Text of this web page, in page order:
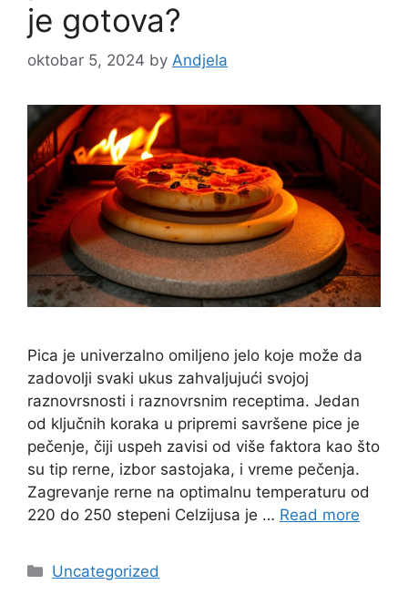
je gotova?
oktobar 5, 2024 by Andjela
Pica je univerzalno omiljeno jelo koje može da
zadovolji svaki ukus zahvaljujući svojoj
raznovrsnosti i raznovrsnim receptima. Jedan
od ključnih koraka u pripremi savršene pice je
pečenje, čiji uspeh zavisi od više faktora kao što
su tip rerne, izbor sastojaka, i vreme pečenja.
Zagrevanje rerne na optimalnu temperaturu od
220 do 250 stepeni Celzijusa je … Read more
Categories
Uncategorized